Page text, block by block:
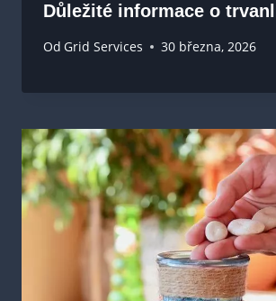
Důležité informace o
Od Grid Services 30 března, 2026